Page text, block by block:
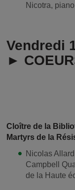
Nicotra, piano
Vendredi
►
Cloître de la
Martyrs de la
Nicolas
Campbell
de la Haute